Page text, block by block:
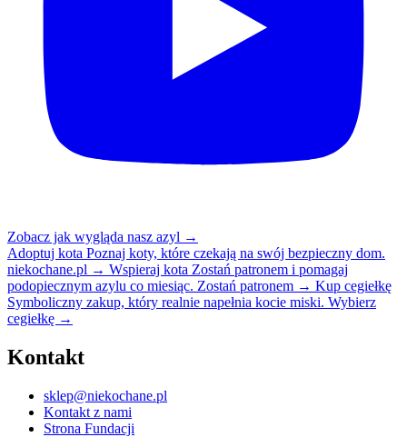
Zobacz jak wygląda nasz azyl →
Adoptuj kota Poznaj koty, które czekają na swój bezpieczny dom.
niekochane.pl → Wspieraj kota Zostań patronem i pomagaj
podopiecznym azylu co miesiąc. Zostań patronem → Kup cegiełkę
Symboliczny zakup, który realnie napełnia kocie miski. Wybierz
cegiełkę →
Kontakt
sklep@niekochane.pl
Kontakt z nami
Strona Fundacji